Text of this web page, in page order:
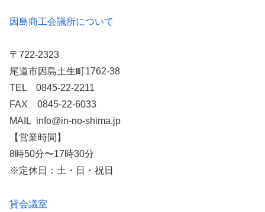
因島商工会議所について
〒722-2323
尾道市因島土生町1762-38
TEL 0845-22-2211
FAX 0845-22-6033
MAIL info@in-no-shima.jp
【営業時間】
8時50分〜17時30分
※定休日：土・日・祝日
貸会議室